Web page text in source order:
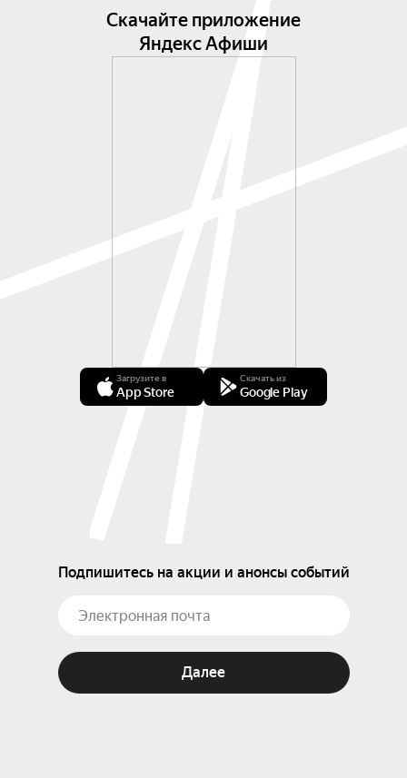
Скачайте приложение
Яндекс Афиши
Загрузите в
App Store
Скачать из
Google Play
Подпишитесь на акции и анонсы событий
Далее